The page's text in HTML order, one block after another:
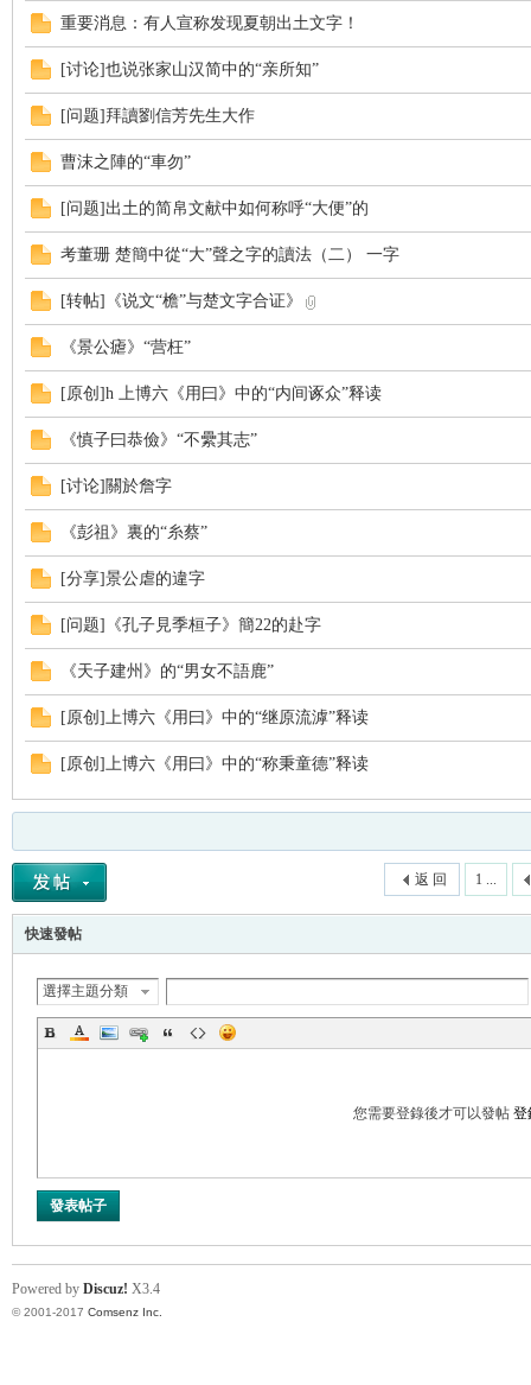
重要消息：有人宣称发现夏朝出土文字！
[讨论]也说张家山汉简中的“亲所知”
[问题]拜讀劉信芳先生大作
曹沫之陣的“車勿”
[问题]出土的简帛文献中如何称呼“大便”的
考董珊 楚簡中從“大”聲之字的讀法（二） 一字
[转帖]《说文“檐”与楚文字合证》
《景公瘧》“营枉”
[原创]h 上博六《用曰》中的“内间诼众”释读
《慎子曰恭儉》“不纍其志”
[讨论]關於詹字
《彭祖》裏的“糸蔡”
[分享]景公虐的違字
[问题]《孔子見季桓子》簡22的赴字
《天子建州》的“男女不語鹿”
[原创]上博六《用曰》中的“继原流滹”释读
[原创]上博六《用曰》中的“称秉童德”释读
1 ...
返 回
快速發帖
選擇主題分類
您需要登錄後才可以發帖 登
發表帖子
Powered by Discuz! X3.4
© 2001-2017 Comsenz Inc.